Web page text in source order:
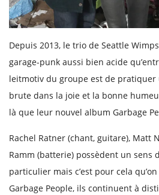
Depuis 2013, le trio de Seattle
garage-punk aussi bien acide
leitmotiv du groupe est de
brute dans la joie et la bonne
là que leur nouvel album Garbage
Rachel Ratner (chant, guitare), Matt
Ramm (batterie) possèdent un sens
particulier mais c’est pour cela
Garbage People, ils continuent à